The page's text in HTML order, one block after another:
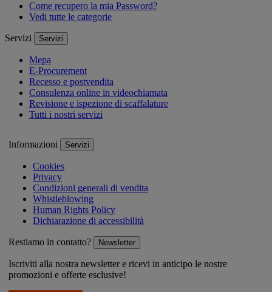
Come recupero la mia Password?
Vedi tutte le categorie
Servizi Servizi
Mepa
E-Procurement
Recesso e postvendita
Consulenza online in videochiamata
Revisione e ispezione di scaffalature
Tutti i nostri servizi
Informazioni Servizi
Cookies
Privacy
Condizioni generali di vendita
Whistleblowing
Human Rights Policy
Dichiarazione di accessibilità
Restiamo in contatto? Newsletter
Iscriviti alla nostra newsletter e ricevi in anticipo le nostre
promozioni e offerte esclusive!